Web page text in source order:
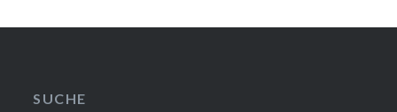
SUCHE